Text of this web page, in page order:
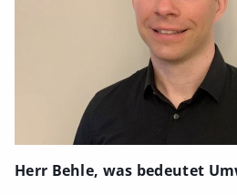
Herr Behle, was bedeutet